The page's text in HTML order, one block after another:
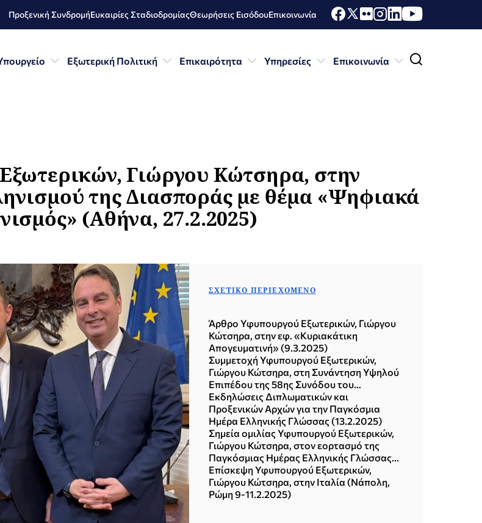
Προξενική ΣυνδρομήΕυκαιρίες ΣταδιοδρομίαςΘεωρήσεις ΕισόδουΕπικοινωνία
Εξωτερική Πολιτική Επικαιρότητα Υπηρεσίες Επικοινωνία
Γιώργου Κώτσηρα, στην
της Διασποράς με θέμα «Ψηφιακά
(Αθήνα, 27.2.2025)
ΣΧΕΤΙΚΌ ΠΕΡΙΕΧΌΜΕΝΟ
Άρθρο Υφυπουργού Εξωτερικών, Γιώργου
Κώτσηρα, στην εφ. «Κυριακάτικη
Απογευματινή» (9.3.2025)
Συμμετοχή Υφυπουργού Εξωτερικών,
Γιώργου Κώτσηρα, στη Συνάντηση Υψηλού
Επιπέδου της 58ης Συνόδου του
Συμβουλίου Ανθρωπίνων Δικαιωμάτων του
ΟΗΕ (Γενεύη, 25.02.2025)
Εκδηλώσεις Διπλωματικών και
Προξενικών Αρχών για την Παγκόσμια
Ημέρα Ελληνικής Γλώσσας (13.2.2025)
Σημεία ομιλίας Υφυπουργού Εξωτερικών,
Γιώργου Κώτσηρα, στον εορτασμό της
Παγκόσμιας Ημέρας Ελληνικής Γλώσσας
στη Νάπολη (Νάπολη, 10.2.2025)
Επίσκεψη Υφυπουργού Εξωτερικών,
Γιώργου Κώτσηρα, στην Ιταλία (Νάπολη,
Ρώμη 9-11.2.2025)